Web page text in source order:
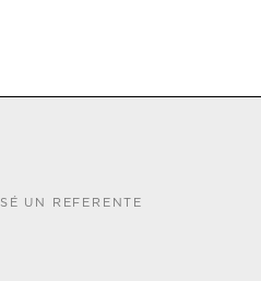
SÉ UN REFERENTE